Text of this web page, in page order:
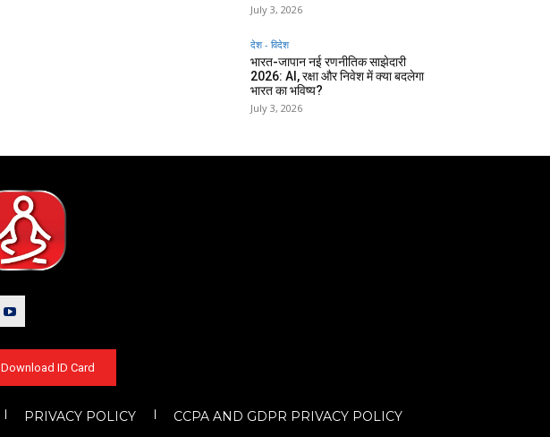
July 3, 2026
देश - विदेश
भारत-जापान नई रणनीतिक साझेदारी
2026: AI, रक्षा और निवेश में क्या बदलेगा
भारत का भविष्य?
July 3, 2026
Download ID Card
PRIVACY POLICY CCPA AND GDPR PRIVACY POLICY